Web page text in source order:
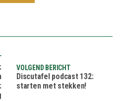
VOLGEND BERICHT
Discutafel podcast 132:
starten met stekken!